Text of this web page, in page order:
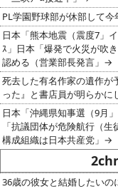
PL学園野球部が休部して
日本「熊本地震（震度7」
ｽ」日本「爆発で火災が吹
認める（営業部長発言」→
死去した有名作家の遺作が
った』と書店員が明らか
日本「沖縄県知事選（9月
「抗議団体が危険航行（
構成組織は日本共産党」→
36歳の彼女と結婚したい